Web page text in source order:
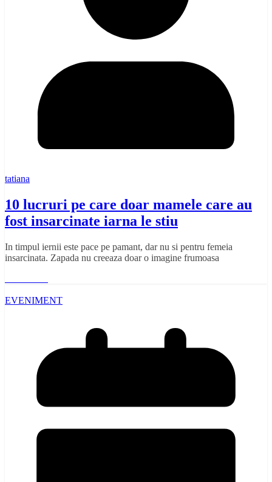
tatiana
10 lucruri pe care doar mamele care au
fost insarcinate iarna le stiu
In timpul iernii este pace pe pamant, dar nu si pentru femeia
insarcinata. Zapada nu creeaza doar o imagine frumoasa
EVENIMENT